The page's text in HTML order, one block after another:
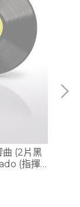
曲 (2片黑
(指揮)